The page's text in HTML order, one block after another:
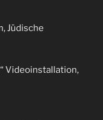
Jüdische
Videoinstallation,